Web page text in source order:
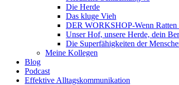
Die Herde
Das kluge Vieh
DER WORKSHOP-Wenn Ratten
Unser Hof, unsere Herde, dein
Die Superfähigkeiten der
Meine Kollegen
Blog
Podcast
Effektive Alltagskommunikation